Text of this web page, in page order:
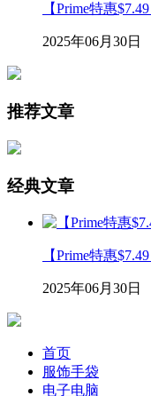
【Prime特惠
2025年06月30日
推荐文章
经典文章
【Prime特惠
2025年06月30日
首页
服饰手袋
电子电脑